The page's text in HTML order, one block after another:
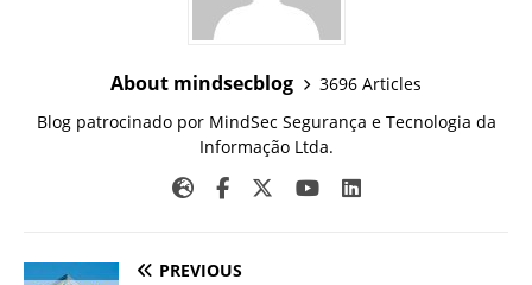
About mindsecblog
3696 Articles
Blog patrocinado por MindSec Segurança e Tecnologia da
Informação Ltda.
PREVIOUS